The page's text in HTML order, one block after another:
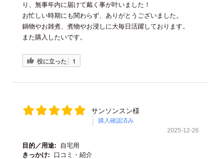
り、無事年内に届けて戴く事が叶いました！
お忙しい時期にも関わらず、ありがとうございました。
鍋物やお雑煮、煮物やお浸しに大毎日活躍しております。
また購入したいです。
役に立った 1
サンソンスン様
購入確認済み
2025-12-26
目的／用途:
自宅用
きっかけ:
口コミ・紹介